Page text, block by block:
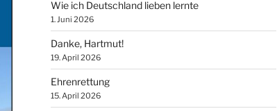
Wie ich Deutschland lieben lernte
1. Juni 2026
Danke, Hartmut!
19. April 2026
Ehrenrettung
15. April 2026